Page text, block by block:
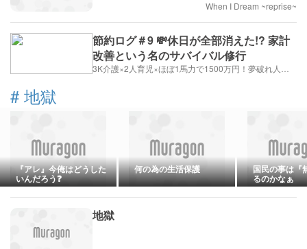
When I Dream ~reprise~
節約ログ＃9 💸休日が全部消えた!? 家計
改善という名のサバイバル修行
# 地獄
『アレ』今俺はどうした
いんだろう❓
何の為の生活保護 国民の事は『
るのかなぁ
地獄